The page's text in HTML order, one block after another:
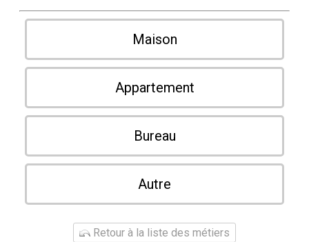
Maison
Appartement
Bureau
Autre
Retour à la liste des métiers